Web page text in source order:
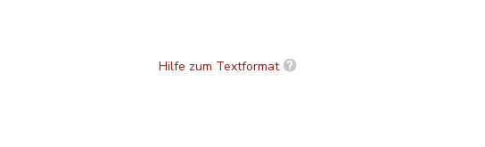
Hilfe zum Textformat